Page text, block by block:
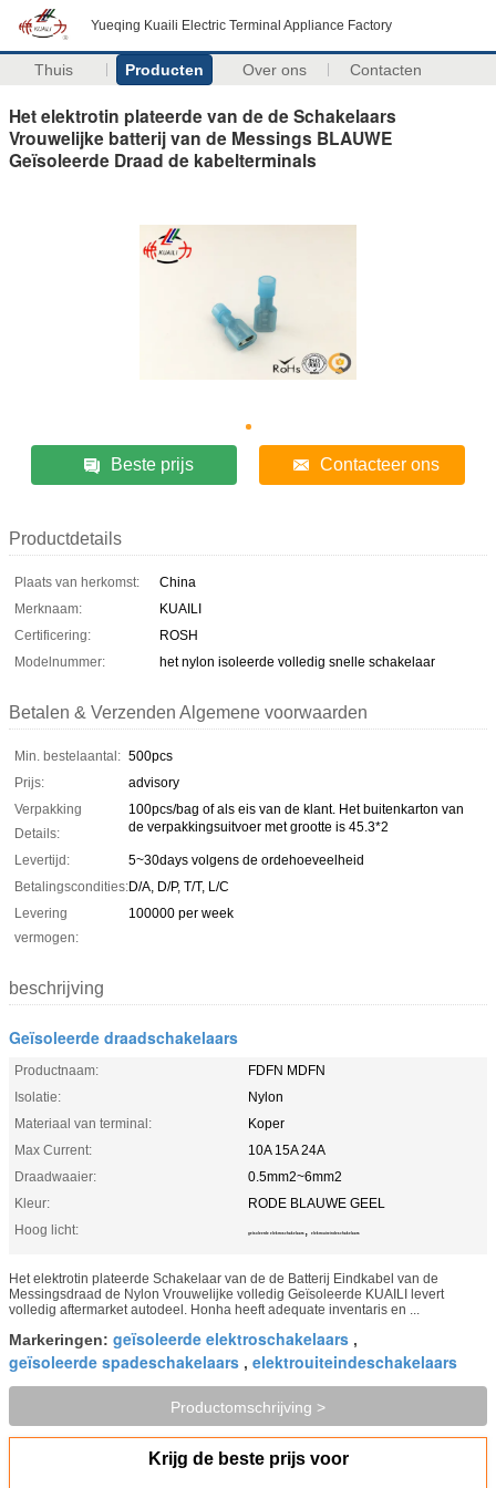
Yueqing Kuaili Electric Terminal Appliance Factory
Thuis Producten Over ons Contacten
Het elektrotin plateerde van de de Schakelaars
Vrouwelijke batterij van de Messings BLAUWE
Geïsoleerde Draad de kabelterminals
Beste prijs Contacteer ons
Productdetails
Plaats van herkomst:
China
Merknaam:
KUAILI
Certificering:
ROSH
Modelnummer:
het nylon isoleerde volledig snelle schakelaar
Betalen & Verzenden Algemene voorwaarden
Min. bestelaantal: 500pcs
Prijs:
advisory
Verpakking
Details:
100pcs/bag of als eis van de klant. Het buitenkarton van
de verpakkingsuitvoer met grootte is 45.3*2
Levertijd:
5~30days volgens de ordehoeveelheid
Betalingscondities:D/A, D/P, T/T, L/C
Levering
vermogen:
100000 per week
beschrijving
Geïsoleerde draadschakelaars
Productnaam:
FDFN MDFN
Isolatie:
Nylon
Materiaal van terminal:
Koper
Max Current:
10A 15A 24A
Draadwaaier:
0.5mm2~6mm2
Kleur:
RODE BLAUWE GEEL
Hoog licht:
geïsoleerde elektroschakelaars , elektrouiteindeschakelaars
Het elektrotin plateerde Schakelaar van de de Batterij Eindkabel van de
Messingsdraad de Nylon Vrouwelijke volledig Geïsoleerde KUAILI levert
volledig aftermarket autodeel. Honha heeft adequate inventaris en ...
Markeringen: geïsoleerde elektroschakelaars ,
geïsoleerde spadeschakelaars , elektrouiteindeschakelaars
Productomschrijving >
Krijg de beste prijs voor